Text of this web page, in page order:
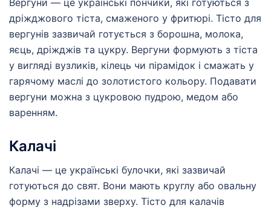
дріжджового тіста, смаженого у фритюрі. Тісто для
вергунів зазвичай готується з борошна, молока,
яєць, дріжджів та цукру. Вергуни формують з тіста
у вигляді вузликів, кілець чи пірамідок і смажать у
гарячому маслі до золотистого кольору. Подавати
вергуни можна з цукровою пудрою, медом або
варенням.
Калачі
Калачі — це українські булочки, які зазвичай
готуються до свят. Вони мають круглу або овальну
форму з надрізами зверху. Тісто для калачів